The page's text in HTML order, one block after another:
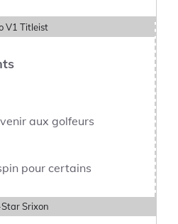
V1 Titleist
aux golfeurs
pour certains
Srixon